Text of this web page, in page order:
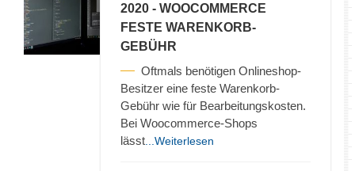
2020 - WOOCOMMERCE
FESTE WARENKORB-
GEBÜHR
Oftmals benötigen Onlineshop-
Besitzer eine feste Warenkorb-
Gebühr wie für Bearbeitungskosten.
Bei Woocommerce-Shops
lässt ...Weiterlesen